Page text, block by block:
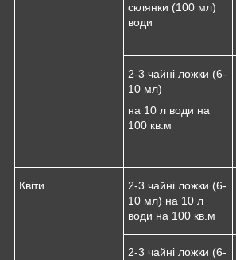
склянки (100 мл)
води
2-3 чайні ложки (6-
10 мл)
на 10 л води на
100 кв.м
Квіти
2-3 чайні ложки (6-
10 мл) на 10 л
води на 100 кв.м
2-3 чайні ложки (6-